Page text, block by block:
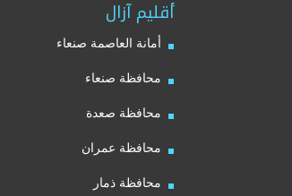
أقليم آزال
أمانة العاصمة صنعاء
محافظة صنعاء
محافظة صعدة
محافظة عمران
محافظة ذمار